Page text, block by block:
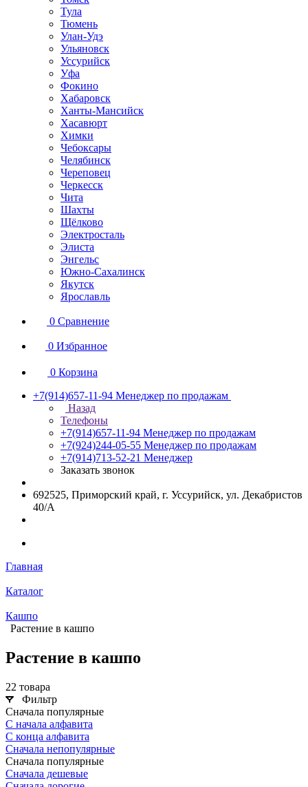
Тула
Тюмень
Улан-Удэ
Ульяновск
Уссурийск
Уфа
Фокино
Хабаровск
Ханты-Мансийск
Хасавюрт
Химки
Чебоксары
Челябинск
Череповец
Черкесск
Чита
Шахты
Щёлково
Электросталь
Элиста
Энгельс
Южно-Сахалинск
Якутск
Ярославль
0 Сравнение
0 Избранное
0 Корзина
+7(914)657-11-94 Менеджер по продажам
Назад
Телефоны
+7(914)657-11-94 Менеджер по продажам
+7(924)244-05-55 Менеджер по продажам
+7(914)713-52-21 Менеджер
Заказать звонок
692525, Приморский край, г. Уссурийск, ул. Декабристов
40/А
Главная
Каталог
Кашпо
Растение в кашпо
Растение в кашпо
22 товара
Фильтр
Сначала популярные
С начала алфавита
С конца алфавита
Сначала непопулярные
Сначала популярные
Сначала дешевые